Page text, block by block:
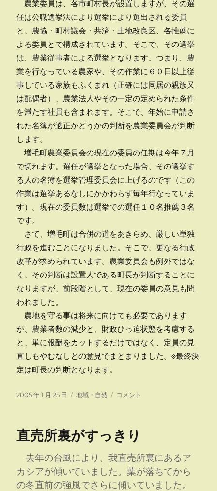
農業委員は、各市町村長が設置しますが、その選
任は公職選挙法により選挙により選出される委員
と、農協・町村議会・共済・土地改良区、各推薦に
よる委員とで構成されています。そこで、その選挙
は、農業従事者による選挙となります。つまり、農
業を行なっている農家や、その作業に６０日以上従
事している家族もふくまれ（正確には同居の親族又
は配偶者）、農業法人やその一定の定められた条件
を満たす社員も含まれます。そこで、年始に申請さ
れた名簿が適正かどうかの判断を農業委員会が判断
します。
増毛町農業委員会の現在の委員の任期は今年７月
で切れます。選任が選挙となった場合、その選挙す
る人の名簿を選挙管理委員会に上げるのです（この
作業は選挙あるなしにかかわらず毎年行なっていま
す）。現在の委員数は選挙での選任１０名推薦３名
です。
さて、増毛町は合併の道をあきらめ、厳しい単独
行政を進むことになりました。そこで、更なる行政
改革が求められています。農業委員会も例外ではな
く、その判断は設置人である町長が判断することに
なりますが、前段階として、現在の委員の意見も問
われました。
農地を守る事は将来に向けても必要であります
が、農業者数の減少と、財政ひっ迫状態を考慮する
と、単に報酬をカットするだけではなく、定員の見
直しもやむなしとの意見でまとまりました。※最終決
定は町長の判断となります。
投
2005 年 1 月 25 日
カ
ー
地域・自然
増
業
委
員
総
会
コメント
直売所裏がすっきり
去年の台風により、我直売所裏にあるア
カシアが傾いていました。葉が落ちてから
の冬直前の強風でさらに傾いていました。